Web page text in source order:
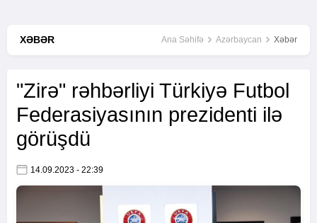
XƏBƏR Ana Səhifə Azərbaycan Xəbər
"Zirə" rəhbərliyi Türkiyə Futbol
Federasiyasının prezidenti ilə
görüşdü
14.09.2023 - 22:39